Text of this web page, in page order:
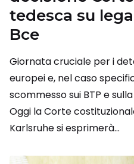
tedesca su
Bce
Giornata cruciale per i
europei e, nel caso
scommesso sui BTP e
Oggi la Corte
Karlsruhe si esprimerà...